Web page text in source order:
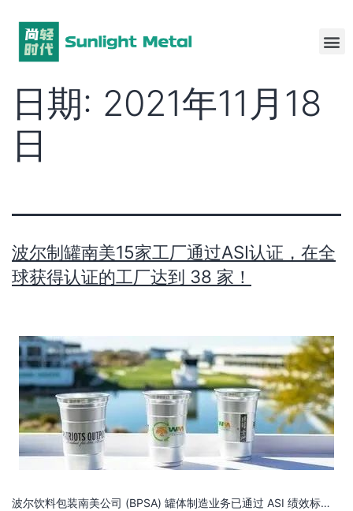
日期: 2021年11月18
日
波尔制罐南美15家工厂通过ASI认证，在全
球获得认证的工厂达到 38 家！
波尔饮料包装南美公司 (BPSA) 罐体制造业务已通过 ASI 绩效标…